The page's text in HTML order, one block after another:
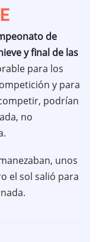
de
y final de las
para los
y para
podrían
no
unos
el sol salió para